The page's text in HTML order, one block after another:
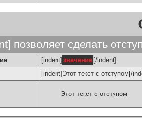
позволяет сделать
[indent] значение [/indent]
[indent]Этот текст с отступом[/
Этот текст с отступом